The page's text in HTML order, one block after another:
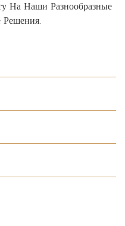
На Наши Разнообразные
Решения.